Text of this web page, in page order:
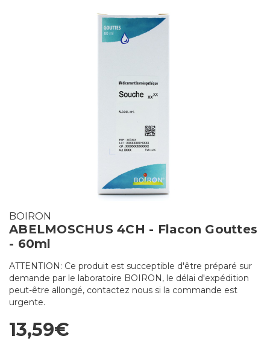
BOIRON
ABELMOSCHUS 4CH - Flacon Gouttes
- 60ml
ATTENTION: Ce produit est succeptible d'être préparé sur
demande par le laboratoire BOIRON, le délai d'expédition
peut-être allongé, contactez nous si la commande est
urgente.
13,59€